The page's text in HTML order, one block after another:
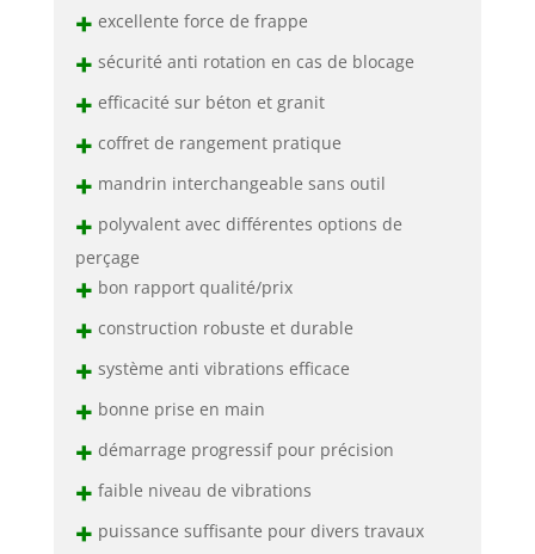
+ excellente force de frappe
+ sécurité anti rotation en cas de blocage
+ efficacité sur béton et granit
+ coffret de rangement pratique
+ mandrin interchangeable sans outil
+ polyvalent avec différentes options de
perçage
+ bon rapport qualité/prix
+ construction robuste et durable
+ système anti vibrations efficace
+ bonne prise en main
+ démarrage progressif pour précision
+ faible niveau de vibrations
+ puissance suffisante pour divers travaux